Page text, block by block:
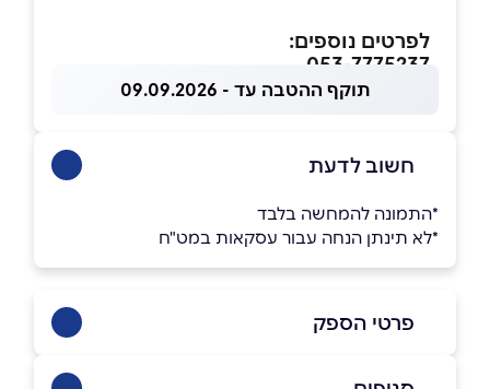
לפרטים נוספים:
תוקף ההטבה עד - 09.09.2026
חשוב לדעת
*התמונה להמחשה בלבד
*לא תינתן הנחה עבור עסקאות במט"ח
פרטי הספק